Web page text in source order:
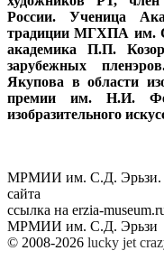
России. Ученица
традиции МГХПА им.
академика П.П.
зарубежных
Якупова в области
премии им. Н.И.
изобразительного
МРМИИ им. С.Д. Эрьзи.
сайта
ссылка на erzia-
МРМИИ им. С.Д. Эрьзи
© 2008-2026 lucky jet